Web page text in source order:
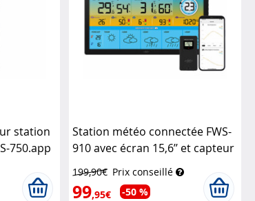
station
750.app
Station météo connectée FWS-
910 avec écran 15,6’’ et capteur
Infactory
199,90€ Prix conseillé
99,95€ -50 %